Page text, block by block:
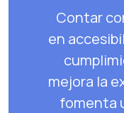
Contar
en
mejora la
fomenta